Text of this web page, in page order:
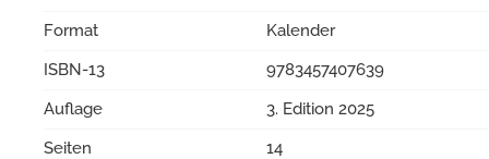
Format
Kalender
ISBN-13
9783457407639
Auflage
3. Edition 2025
Seiten
14